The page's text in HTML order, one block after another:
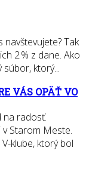
Tak
2 % z dane. Ako
súbor, ktorý...
VÁS OPÄŤ VO
na radosť.
Starom Meste.
klube, ktorý bol